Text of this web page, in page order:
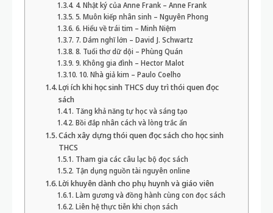
4. Nhật ký của Anne Frank – Anne Frank
5. Muôn kiếp nhân sinh – Nguyên Phong
6. Hiểu về trái tim – Minh Niệm
7. Dám nghĩ lớn – David J. Schwartz
8. Tuổi thơ dữ dội – Phùng Quán
9. Không gia đình – Hector Malot
10. Nhà giả kim – Paulo Coelho
Lợi ích khi học sinh THCS duy trì thói quen đọc
sách
Tăng khả năng tự học và sáng tạo
Bồi đắp nhân cách và lòng trắc ẩn
Cách xây dựng thói quen đọc sách cho học sinh
THCS
Tham gia các câu lạc bộ đọc sách
Tận dụng nguồn tài nguyên online
Lời khuyên dành cho phụ huynh và giáo viên
Làm gương và đồng hành cùng con đọc sách
Liên hệ thực tiễn khi chọn sách